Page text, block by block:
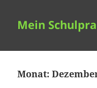
Mein
Monat: